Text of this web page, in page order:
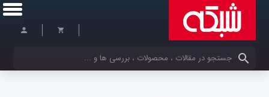
کلمات کلیدی خود را وارد کنید